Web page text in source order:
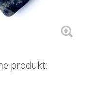
produkt: